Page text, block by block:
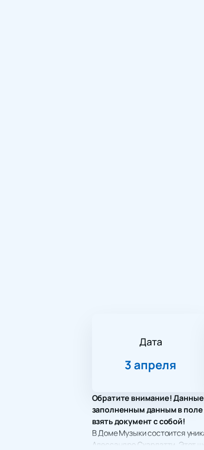
Дата
3 апреля
Обратите внимание!
заполненным данным в поле
взять документ с собой!
В Доме Музыки состоится
Алессандро Скарлатти. Этот